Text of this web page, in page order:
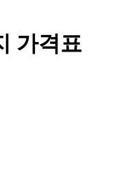
가격표